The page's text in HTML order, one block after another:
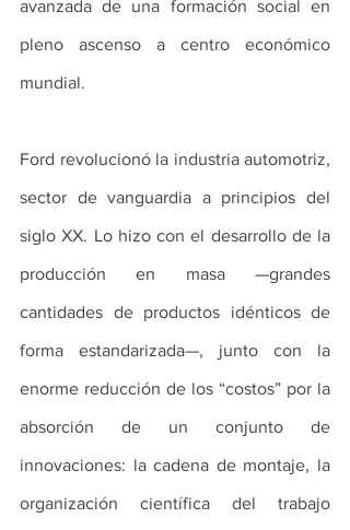
avanzada de una formación social en
pleno ascenso a centro económico
mundial.
Ford revolucionó la industria automotriz,
sector de vanguardia a principios del
siglo XX. Lo hizo con el desarrollo de la
producción en masa —grandes
cantidades de productos idénticos de
forma estandarizada—, junto con la
enorme reducción de los “costos” por la
absorción de un conjunto de
innovaciones: la cadena de montaje, la
organización científica del trabajo